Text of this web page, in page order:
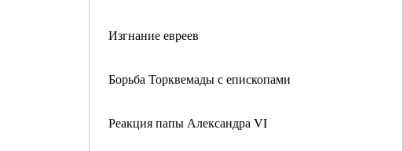
Изгнание евреев
Борьба Торквемады с епископами
Реакция папы Александра VI